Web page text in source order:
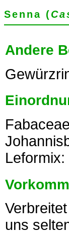
Senna (
Andere
uns